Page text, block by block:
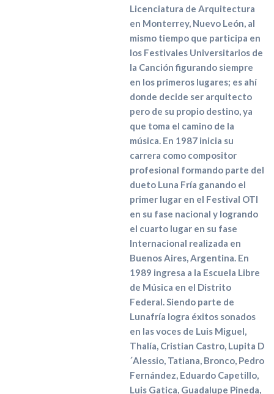
Licenciatura de Arquitectura
en Monterrey, Nuevo León, al
mismo tiempo que participa en
los Festivales Universitarios de
la Canción figurando siempre
en los primeros lugares; es ahí
donde decide ser arquitecto
pero de su propio destino, ya
que toma el camino de la
música. En 1987 inicia su
carrera como compositor
profesional formando parte del
dueto Luna Fría ganando el
primer lugar en el Festival OTI
en su fase nacional y logrando
el cuarto lugar en su fase
Internacional realizada en
Buenos Aires, Argentina. En
1989 ingresa a la Escuela Libre
de Música en el Distrito
Federal. Siendo parte de
Lunafría logra éxitos sonados
en las voces de Luis Miguel,
Thalía, Cristian Castro, Lupita D
´Alessio, Tatiana, Bronco, Pedro
Fernández, Eduardo Capetillo,
Luis Gatica, Guadalupe Pineda,